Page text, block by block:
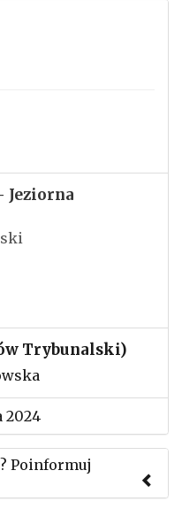
Trybunalski)
2024
Poinformuj